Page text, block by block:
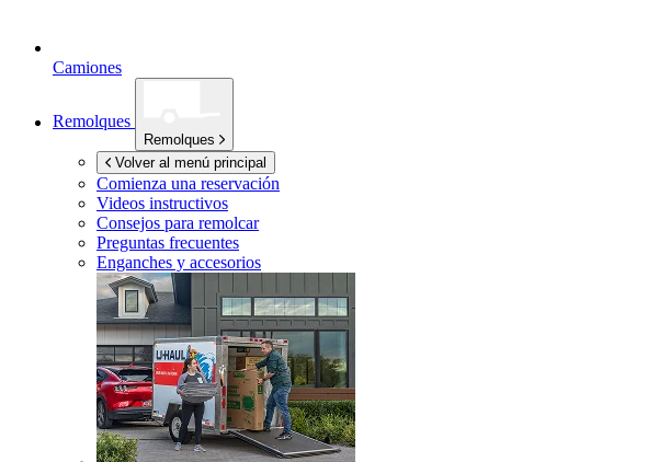
Camiones
Remolques
Remolques
Volver al menú principal
Comienza una reservación
Videos instructivos
Consejos para remolcar
Preguntas frecuentes
Enganches y accesorios